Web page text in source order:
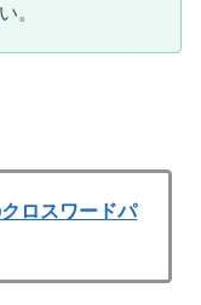
。
ロスワードパ